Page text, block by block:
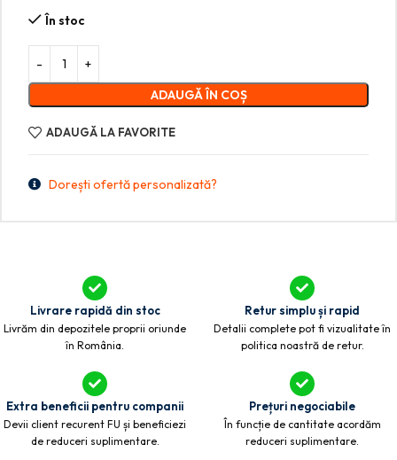
În stoc
ADAUGĂ ÎN COȘ
ADAUGĂ LA FAVORITE
Dorești ofertă personalizată?
Livrare rapidă din stoc
Livrăm din depozitele proprii oriunde
în România.
Retur simplu și rapid
Detalii complete pot fi vizualitate în
politica noastră de retur.
Extra beneficii pentru companii
Devii client recurent FU și beneficiezi
de reduceri suplimentare.
Prețuri negociabile
În funcție de cantitate acordăm
reduceri suplimentare.